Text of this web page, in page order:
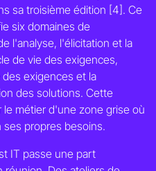
sa troisième édition [4]. Ce
six domaines de
l'analyse, l'élicitation et la
de vie des exigences,
exigences et la
des solutions. Cette
métier d'une zone grise où
propres besoins.
IT passe une part